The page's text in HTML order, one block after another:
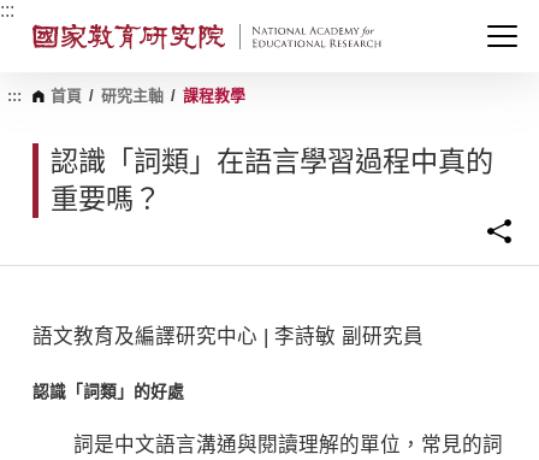
跳
內
:::
::: 首頁 / 研究主軸 / 課程教學
認識「詞類」在語言學習過程中真的
重要嗎？
語文教育及編譯研究中心 | 李詩敏 副研究員
認識「詞類」的好處
詞是中文語言溝通與閱讀理解的單位，常見的詞